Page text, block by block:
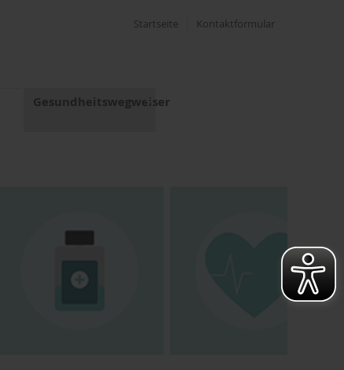
Startseite Kontaktformular
Gesundheitswegweiser